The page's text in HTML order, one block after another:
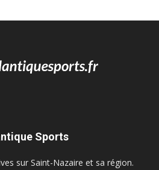
Sports
sur Saint-Nazaire et sa région.